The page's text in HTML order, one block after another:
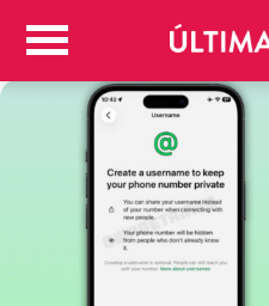
Judicial
Politica
Regiones
Deportes
Entretenimiento